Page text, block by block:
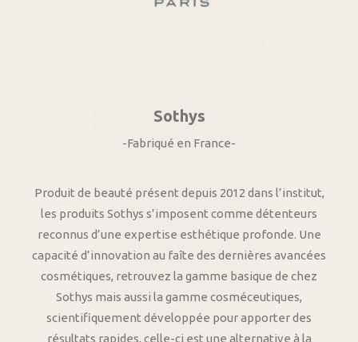
Sothys
-Fabriqué en France-
Produit de beauté présent depuis 2012 dans l’institut,
les produits Sothys s’imposent comme détenteurs
reconnus d’une expertise esthétique profonde. Une
capacité d’innovation au faîte des dernières avancées
cosmétiques, retrouvez la gamme basique de chez
Sothys mais aussi la gamme cosméceutiques,
scientifiquement développée pour apporter des
résultats rapides, celle-ci est une alternative à la